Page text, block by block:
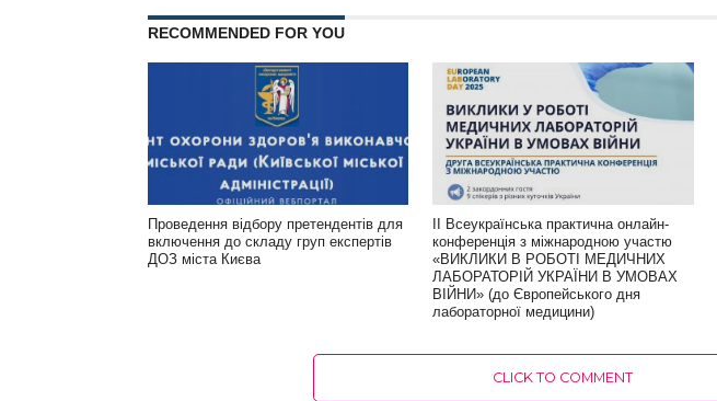
RECOMMENDED FOR YOU
Проведення відбору претендентів для
включення до складу груп експертів
ДОЗ міста Києва
ІІ Всеукраїнська практична онлайн-
конференція з міжнародною участю
«ВИКЛИКИ В РОБОТІ МЕДИЧНИХ
ЛАБОРАТОРІЙ УКРАЇНИ В УМОВАХ
ВІЙНИ» (до Європейського дня
лабораторної медицини)
CLICK TO COMMENT